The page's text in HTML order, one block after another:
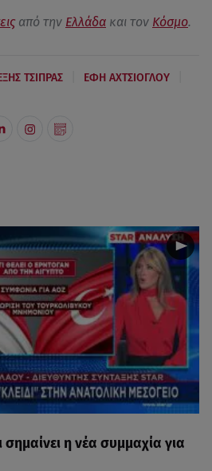
από την Ελλάδα και τον Κόσμο.
ΤΣΙΠΡΑΣ ΕΦΗ ΑΧΤΣΙΟΓΛΟΥ
η νέα συμμαχία για